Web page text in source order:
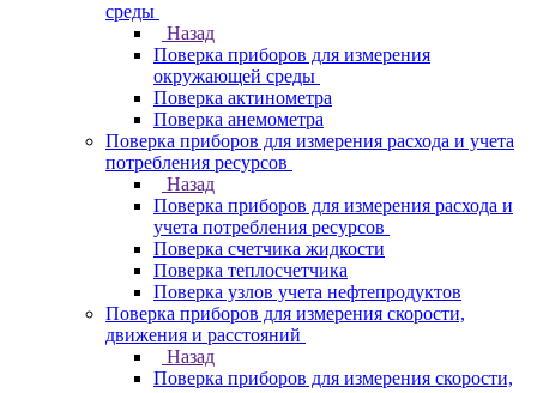
среды
Назад
Поверка приборов для измерения
окружающей среды
Поверка актинометра
Поверка анемометра
Поверка приборов для измерения расхода и учета
потребления ресурсов
Назад
Поверка приборов для измерения расхода и
учета потребления ресурсов
Поверка счетчика жидкости
Поверка теплосчетчика
Поверка узлов учета нефтепродуктов
Поверка приборов для измерения скорости,
движения и расстояний
Назад
Поверка приборов для измерения скорости,